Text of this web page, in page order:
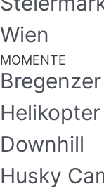
Wien
MOMENTE
Helikopter
Downhill
Husky